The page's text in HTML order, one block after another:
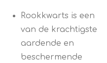
Rookkwarts is een
van de krachtigste
aardende en
beschermende